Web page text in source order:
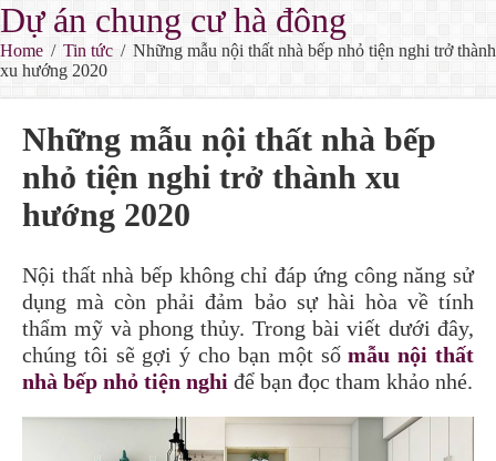
Dự án chung cư hà đông
Home / Tin tức / Những mẫu nội thất nhà bếp nhỏ tiện nghi trở thành
xu hướng 2020
Những mẫu nội thất nhà bếp
nhỏ tiện nghi trở thành xu
hướng 2020
Nội thất nhà bếp không chỉ đáp ứng công năng sử
dụng mà còn phải đảm bảo sự hài hòa về tính
thẩm mỹ và phong thủy. Trong bài viết dưới đây,
chúng tôi sẽ gợi ý cho bạn một sốmẫu nội thất
nhà bếp nhỏ tiện nghi để bạn đọc tham khảo nhé.